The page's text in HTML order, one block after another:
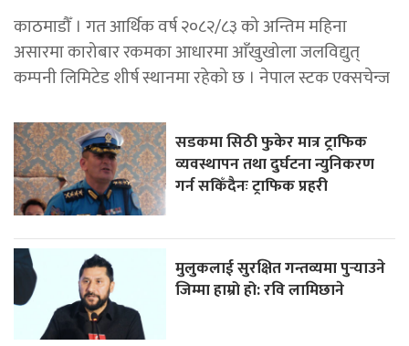
काठमाडौँ । गत आर्थिक वर्ष २०८२/८३ को अन्तिम महिना
असारमा कारोबार रकमका आधारमा आँखुखोला जलविद्युत्
कम्पनी लिमिटेड शीर्ष स्थानमा रहेको छ । नेपाल स्टक एक्सचेन्ज
सडकमा सिठी फुकेर मात्र ट्राफिक
व्यवस्थापन तथा दुर्घटना न्युनिकरण
गर्न सकिँदैनः ट्राफिक प्रहरी
मुलुकलाई सुरक्षित गन्तव्यमा पुर्‍याउने
जिम्मा हाम्रो हो: रवि लामिछाने